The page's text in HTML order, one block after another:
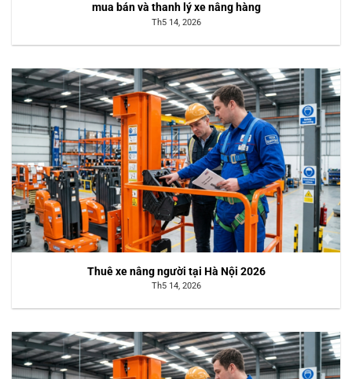
mua bán và thanh lý xe nâng hàng
Th5 14, 2026
Thuê xe nâng người tại Hà Nội 2026
Th5 14, 2026